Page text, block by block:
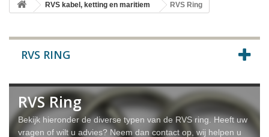
RVS kabel, ketting en maritiem RVS Ring
RVS RING
RVS Ring
Bekijk hieronder de diverse typen van de RVS ring. Heeft uw
vragen of wilt u advies? Neem dan contact op, wij helpen u